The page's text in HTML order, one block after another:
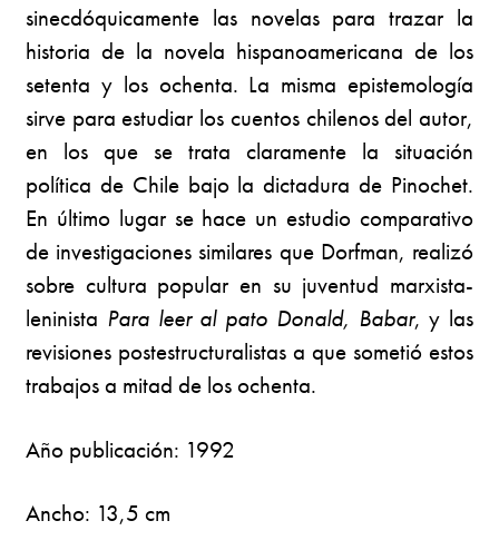
sinecdóquicamente las novelas para trazar la
historia de la novela hispanoamericana de los
setenta y los ochenta. La misma epistemología
sirve para estudiar los cuentos chilenos del autor,
en los que se trata claramente la situación
política de Chile bajo la dictadura de Pinochet.
En último lugar se hace un estudio comparativo
de investigaciones similares que Dorfman, realizó
sobre cultura popular en su juventud marxista-
leninista Para leer al pato Donald, Babar, y las
revisiones postestructuralistas a que sometió estos
trabajos a mitad de los ochenta.
Año publicación: 1992
Ancho: 13,5 cm